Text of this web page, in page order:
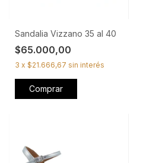
Sandalia Vizzano 35 al 40
$65.000,00
3 x $21.666,67 sin interés
Comprar